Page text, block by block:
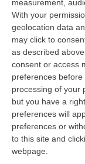
measurement,
With your
geolocation data
may click to
as described
consent or access
preferences before
processing of your
but you have a
preferences will
preferences or
to this site and
webpage.
del Lavoro,
La
prima tappa
26 febbraio a
vedrà gli
Presidente e
Massimo
Ministero del